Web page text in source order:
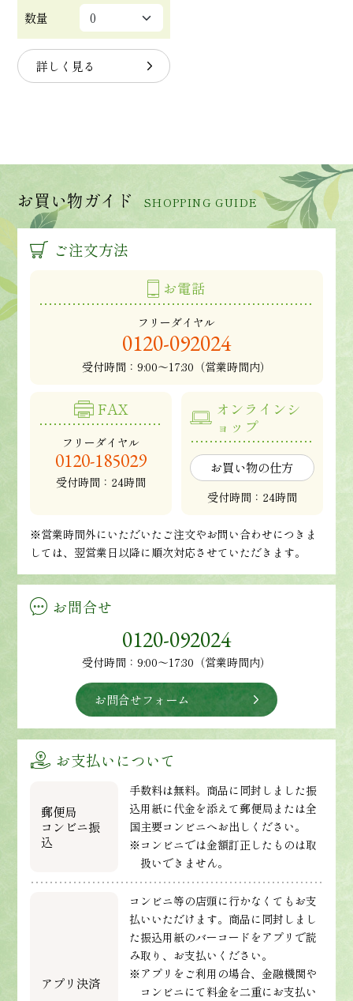
数量
詳しく見る
お買い物ガイド SHOPPING GUIDE
ご注文方法
お電話
フリーダイヤル
0120-092024
受付時間： 9:00～17:30（営業時間内）
FAX
フリーダイヤル
0120-185029
受付時間：24時間
オンラインシ
ョップ
お買い物の仕方
受付時間：24時間
※営業時間外にいただいたご注文やお問い合わせにつきま
しては、翌営業日以降に順次対応させていただきます。
お問合せ
0120-092024
受付時間：9:00～17:30（営業時間内）
お問合せフォーム
お支払いについて
郵便局
コンビニ振
込
手数料は無料。商品に同封しました振
込用紙に代金を添えて郵便局または全
国主要コンビニへお出しください。
※コンビニでは金額訂正したものは取
扱いできません。
アプリ決済
コンビニ等の店頭に行かなくてもお支
払いいただけます。商品に同封しまし
た振込用紙のバーコードをアプリで読
み取り、お支払いください。
※アプリをご利用の場合、金融機関や
コンビニにて料金を二重にお支払い